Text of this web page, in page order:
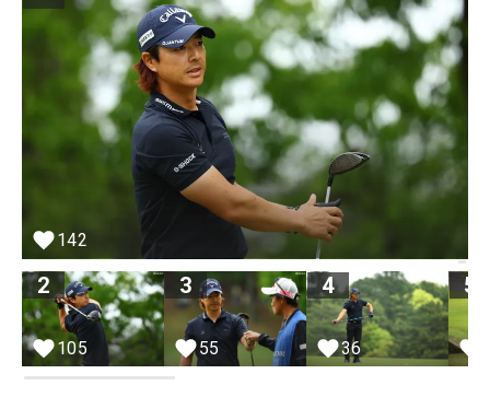
142
2
105
3
55
4
36
5